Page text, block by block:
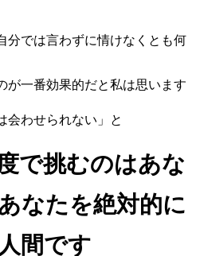
分では言わずに情けなくとも何
が一番効果的だと私は思います
会わせられない」と
で挑むのはあな
なたを絶対的に
間です